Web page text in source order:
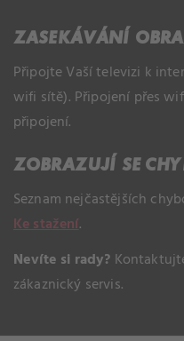
ZASEKÁVÁNÍ
Připojte Vaší televizi k
wifi sítě). Připojení přes
připojení.
ZOBRAZUJÍ SE
Seznam nejčastějších
Ke stažení.
Nevíte si rady?
zákaznický servis.